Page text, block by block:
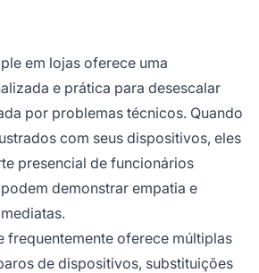
em lojas oferece uma
e prática para desescalar
por problemas técnicos. Quando
com seus dispositivos, eles
presencial de funcionários
demonstrar empatia e
frequentemente oferece múltiplas
de dispositivos, substituições